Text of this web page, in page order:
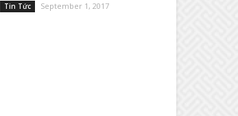
Tin Tức September 1, 2017